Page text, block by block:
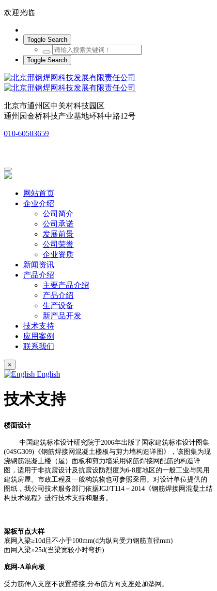
欢迎光临
Toggle Search
Toggle Search
北京市通州区中关村科技园区
通州园金桥科技产业基地环科中路12号
010-60503659
网站首页
企业介绍
公司简介
公司承诺
发展前景
公司荣誉
企业资质
新闻资讯
产品介绍
主要产品介绍
产品介绍
生产设备
新产品开发
技术支持
应用案例
联系我们
×
English
技术支持
楼面设计
中国建筑标准设计研究院于2006年出版了国家建筑标准设计图集
(04SG309)《钢筋焊接网混凝土楼板与剪力墙构造详图》，该图集为现
浇钢筋混凝土楼（屋）面板和剪力墙采用钢筋焊接网配筋的构造详
图，适用于非抗震设计及抗震设防烈度为6-8度地区的一般工业与民用
建筑房屋。市政工程及一般构筑物也可参照采用。对设计单位提供的
图纸，我公司技术服务部门依据JGJ/T114－2014《钢筋焊接网混凝土结
构技术规程》进行技术支持和服务。
梁板节点大样
底网入梁≥10d且不小于100mm(d为纵向受力钢筋直径mm)
面网入梁≥25d(当梁宽较小时弯折)
底网-A单向板
受力筋伸入支座不设置搭接,分布筋方向支座处加垫网。